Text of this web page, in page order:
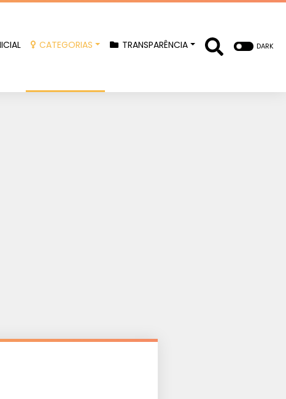
CATEGORIAS TRANSPARÊNCIA DARK